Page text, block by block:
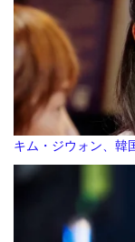
キム・ジウォン、韓